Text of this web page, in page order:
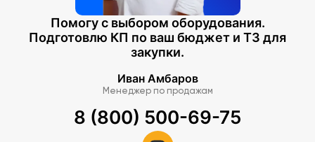
Помогу с выбором оборудования.
Подготовлю КП по ваш бюджет и ТЗ для
закупки.
Иван Амбаров
Менеджер по продажам
8 (800) 500-69-75